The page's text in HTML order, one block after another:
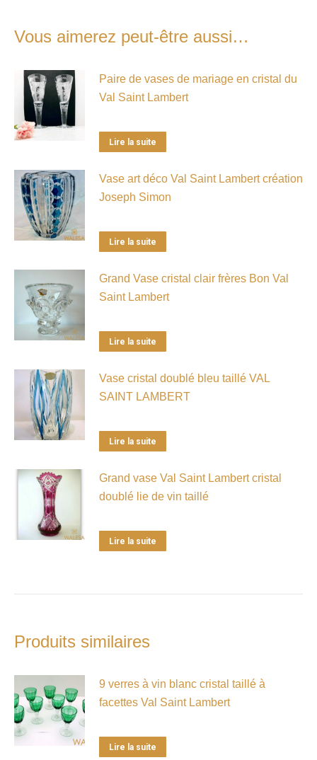
Vous aimerez peut-être aussi…
Paire de vases de mariage en cristal du
Val Saint Lambert
Lire la suite
Vase art déco Val Saint Lambert création
Joseph Simon
Lire la suite
Grand Vase cristal clair frères Bon Val
Saint Lambert
Lire la suite
Vase cristal doublé bleu taillé VAL
SAINT LAMBERT
Lire la suite
Grand vase Val Saint Lambert cristal
doublé lie de vin taillé
Lire la suite
Produits similaires
9 verres à vin blanc cristal taillé à
facettes Val Saint Lambert
Lire la suite